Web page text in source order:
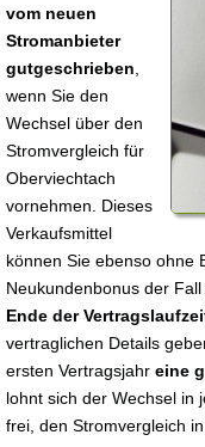
vom neuen
Stromanbieter
gutgeschrieben
wenn Sie den
Wechsel über den
Stromvergleich für
Oberviechtach
vornehmen. Dieses
Verkaufsmittel
können Sie ebenso ohne
Neukundenbonus der
Ende der
vertraglichen Details
ersten Vertragsjahr eine
lohnt sich der Wechsel in
frei, den Stromvergleich